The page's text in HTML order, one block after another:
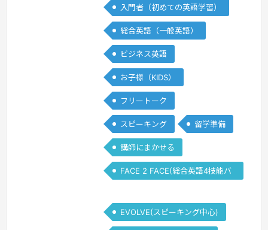
Japanese, Korean, Chinese,
Vietnamese, Spanish, Russian,
Mongolia…続きを見る »
入門者（初めての英語学習）
総合英語（一般英語）
ビジネス英語
お子様（KIDS）
フリートーク
スピーキング 留学準備
講師にまかせる
FACE 2 FACE(総合英語4技能バ
EVOLVE(スピーキング中心)